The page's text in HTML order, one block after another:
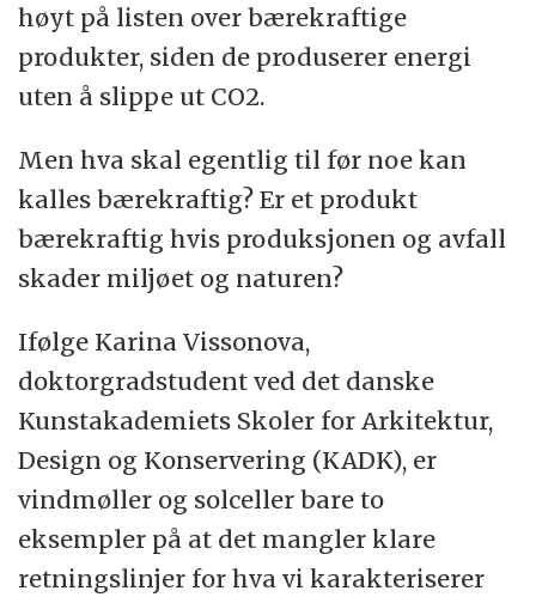
men fortsatt for eksempel har giftige
materialer. Det kan væregulvtepper som
er laget for å rense luften
Produkter som ikke har en bærekraftig
funksjon, men som lett kan brytes ned
eller gjenbrukes og dermed kalles
bærekraftige, for eksempel gjenbrukbart
Produkter som har så rene materialer
som mulig, men som også leverer høy
eksempel er
vannkilder i u-land
som med
lokale materialer samler kondens fra
luften og blir til drikkevann.
høyt på listen over bærekraftige
produkter, siden de produserer energi
uten å slippe ut CO2.
Men hva skal egentlig til før noe kan
kalles bærekraftig? Er et produkt
bærekraftig hvis produksjonen og avfall
skader miljøet og naturen?
Ifølge Karina Vissonova,
doktorgradstudent ved det danske
Kunstakademiets Skoler for Arkitektur,
Design og Konservering (KADK), er
vindmøller og solceller bare to
eksempler på at det mangler klare
retningslinjer for hva vi karakteriserer